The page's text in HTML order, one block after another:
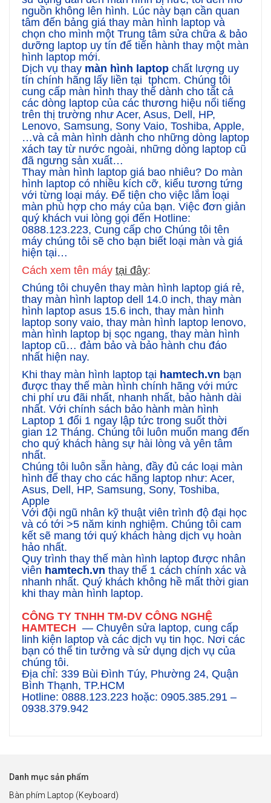
nguồn không lên hình. Lúc này bạn cần quan
tâm đến bảng giá thay màn hình laptop và
chọn cho mình một Trung tâm sửa chữa & bảo
dưỡng laptop uy tín để tiến hành thay một màn
hình laptop mới.
Dịch vụ thay màn hình laptop chất lượng uy
tín chính hãng lấy liền tại tphcm. Chúng tôi
cung cấp màn hình thay thế dành cho tất cả
các dòng laptop của các thương hiệu nổi tiếng
trên thị trường như Acer, Asus, Dell, HP,
Lenovo, Samsung, Sony Vaio, Toshiba, Apple,
…và cả màn hình dành cho những dòng laptop
xách tay từ nước ngoài, những dòng laptop cũ
đã ngưng sản xuất…
Thay màn hình laptop giá bao nhiêu? Do màn
hình laptop có nhiều kích cỡ, kiểu tương tứng
với từng loại máy. Để tiện cho việc lắm loại
màn phù hợp cho máy của bạn. Việc đơn giản
quý khách vui lòng gọi đến Hotline:
0888.123.223, Cung cấp cho Chúng tôi tên
máy chúng tôi sẽ cho bạn biết loại màn và giá
hiện tại…
Cách xem tên máy tại đây:
Chúng tôi chuyên thay màn hình laptop giá rẻ,
thay màn hình laptop dell 14.0 inch, thay màn
hình laptop asus 15.6 inch, thay màn hình
laptop sony vaio, thay màn hình laptop lenovo,
màn hình laptop bị sọc ngang, thay màn hình
laptop cũ… đảm bảo và bảo hành chu đáo
nhất hiện nay.
Khi thay màn hình laptop tại hamtech.vn bạn
được thay thế màn hình chính hãng với mức
chi phí ưu đãi nhất, nhanh nhất, bảo hành dài
nhất. Với chính sách bảo hành màn hình
Laptop 1 đổi 1 ngay lập tức trong suốt thời
gian 12 Tháng. Chúng tôi luôn muốn mang đến
cho quý khách hàng sự hài lòng và yên tâm
nhất.
Chúng tôi luôn sẵn hàng, đầy đủ các loại màn
hình để thay cho các hãng laptop như: Acer,
Asus, Dell, HP, Samsung, Sony, Toshiba,
Apple
Với đội ngũ nhân kỹ thuật viên trình độ đại học
và có tới >5 năm kinh nghiệm. Chúng tôi cam
kết sẽ mang tới quý khách hàng dịch vụ hoàn
hảo nhất.
Quy trình thay thế màn hình laptop được nhân
viên hamtech.vn thay thế 1 cách chính xác và
nhanh nhất. Quý khách không hề mất thời gian
khi thay màn hình laptop.
CÔNG TY TNHH TM-DV CÔNG NGHỆ
HAMTECH — Chuyên sửa laptop, cung cấp
linh kiện laptop và các dịch vụ tin học. Nơi các
bạn có thể tin tưởng và sử dụng dịch vụ của
chúng tôi.
Địa chỉ: 339 Bùi Đình Túy, Phường 24, Quận
Bình Thạnh, TP.HCM
Hotline: 0888.123.223 hoặc: 0905.385.291 –
0938.379.942
Danh mục sản phẩm
Bàn phím Laptop (Keyboard)